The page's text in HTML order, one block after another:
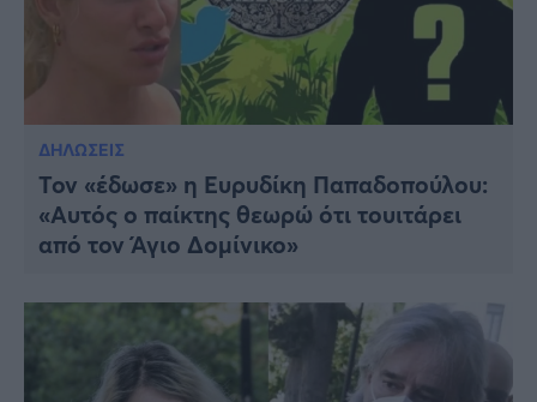
ΔΗΛΩΣΕΙΣ
Τον «έδωσε» η Ευρυδίκη Παπαδοπούλου:
«Αυτός ο παίκτης θεωρώ ότι τουιτάρει
από τον Άγιο Δομίνικο»